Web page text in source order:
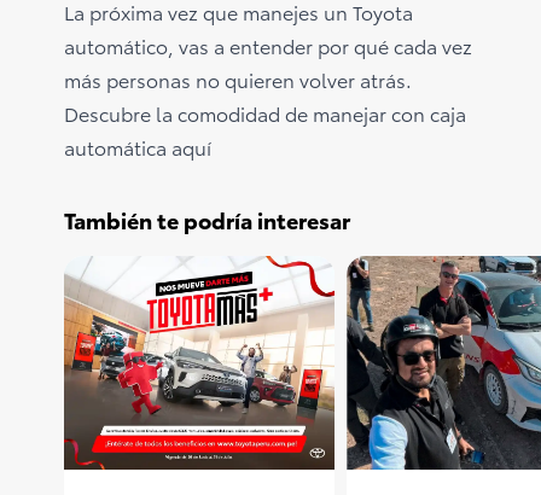
La próxima vez que manejes un Toyota
automático, vas a entender por qué cada vez
más personas no quieren volver atrás.
Descubre la comodidad de manejar con caja
automática aquí
También te podría interesar